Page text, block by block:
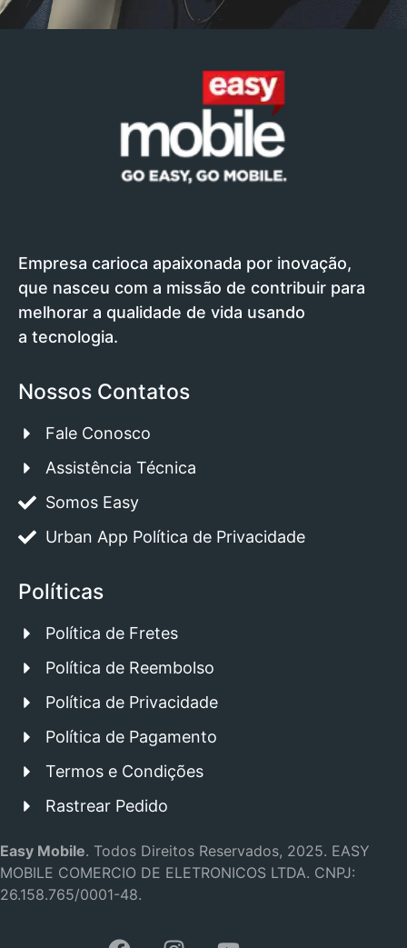
Empresa carioca apaixonada por inovação,
que nasceu com a missão de contribuir para
melhorar a qualidade de vida usando
a tecnologia.
Nossos Contatos
Fale Conosco
Assistência Técnica
Somos Easy
Urban App Política de Privacidade
Políticas
Política de Fretes
Política de Reembolso
Política de Privacidade
Política de Pagamento
Termos e Condições
Rastrear Pedido
Easy Mobile. Todos Direitos Reservados, 2025. EASY
MOBILE COMERCIO DE ELETRONICOS LTDA. CNPJ:
26.158.765/0001-48.